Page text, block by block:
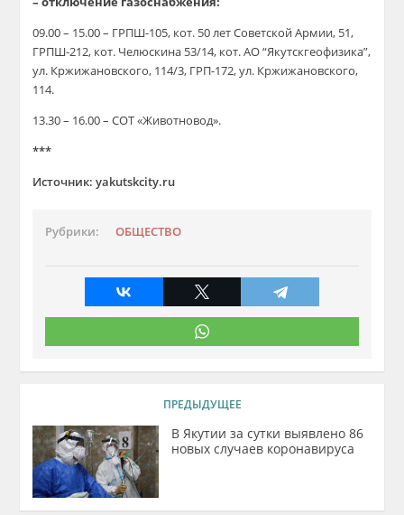
09.00 – 15.00 – ГРПШ-105, кот. 50 лет Советской Армии, 51,
ГРПШ-212, кот. Челюскина 53/14, кот. АО “Якутскгеофизика”,
ул. Кржижановского, 114/3, ГРП-172, ул. Кржижановского,
114.
13.30 – 16.00 – СОТ «Животновод».
***
Источник: yakutskcity.ru
Рубрики: ОБЩЕСТВО
ПРЕДЫДУЩЕЕ
В Якутии за сутки выявлено 86
новых случаев коронавируса